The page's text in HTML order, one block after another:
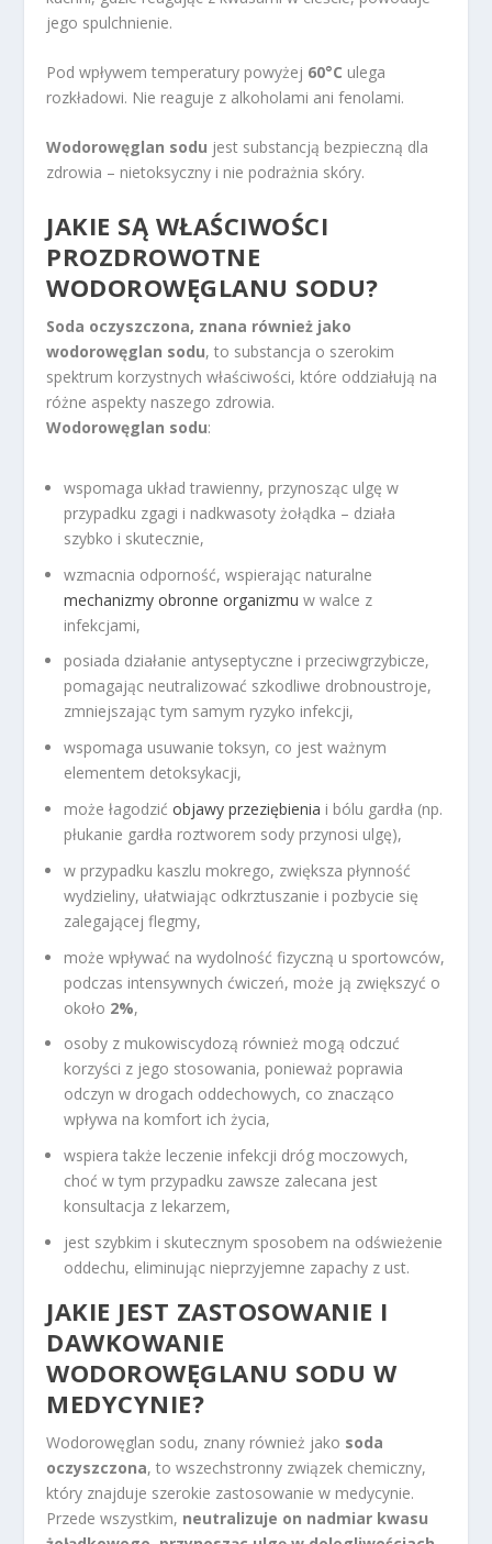
jego spulchnienie.
Pod wpływem temperatury powyżej 60°C ulega
rozkładowi. Nie reaguje z alkoholami ani fenolami.
Wodorowęglan sodu jest substancją bezpieczną dla
zdrowia – nietoksyczny i nie podrażnia skóry.
JAKIE SĄ WŁAŚCIWOŚCI
PROZDROWOTNE
WODOROWĘGLANU SODU?
Soda oczyszczona, znana również jako
wodorowęglan sodu, to substancja o szerokim
spektrum korzystnych właściwości, które oddziałują na
różne aspekty naszego zdrowia.
Wodorowęglan sodu:
wspomaga układ trawienny, przynosząc ulgę w
przypadku zgagi i nadkwasoty żołądka – działa
szybko i skutecznie,
wzmacnia odporność, wspierając naturalne
mechanizmy obronne organizmu w walce z
infekcjami,
posiada działanie antyseptyczne i przeciwgrzybicze,
pomagając neutralizować szkodliwe drobnoustroje,
zmniejszając tym samym ryzyko infekcji,
wspomaga usuwanie toksyn, co jest ważnym
elementem detoksykacji,
może łagodzićobjawy przeziębienia i bólu gardła (np.
płukanie gardła roztworem sody przynosi ulgę),
w przypadku kaszlu mokrego, zwiększa płynność
wydzieliny, ułatwiając odkrztuszanie i pozbycie się
zalegającej flegmy,
może wpływać na wydolność fizyczną u sportowców,
podczas intensywnych ćwiczeń, może ją zwiększyć o
około 2%,
osoby z mukowiscydozą również mogą odczuć
korzyści z jego stosowania, ponieważ poprawia
odczyn w drogach oddechowych, co znacząco
wpływa na komfort ich życia,
wspiera także leczenie infekcji dróg moczowych,
choć w tym przypadku zawsze zalecana jest
konsultacja z lekarzem,
jest szybkim i skutecznym sposobem na odświeżenie
oddechu, eliminując nieprzyjemne zapachy z ust.
JAKIE JEST ZASTOSOWANIE I
DAWKOWANIE
WODOROWĘGLANU SODU W
MEDYCYNIE?
Wodorowęglan sodu, znany również jako soda
oczyszczona, to wszechstronny związek chemiczny,
który znajduje szerokie zastosowanie w medycynie.
Przede wszystkim, neutralizuje on nadmiar kwasu